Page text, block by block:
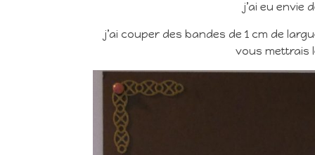
j’ai eu envie
j’ai couper des bandes de 1 cm de
vous mettrais